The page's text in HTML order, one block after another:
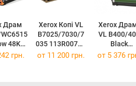
Драм
48K
108R01419
Xerox Копі VL
B7025/7030/7
035 113R00779
(113R00779)
Xerox
VL B400/
Black
грн. от 11 200 грн. от 5 376